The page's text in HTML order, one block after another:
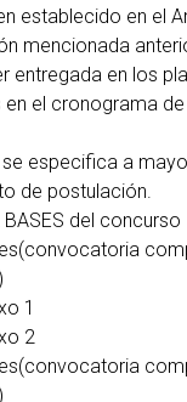
establecido en el
mencionada
entregada en los
el cronograma de
se especifica a
de postulación.
BASES del concurso
1
2